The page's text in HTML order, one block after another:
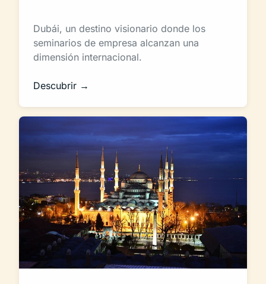
Dubái, un destino visionario donde los
seminarios de empresa alcanzan una
dimensión internacional.
Descubrir →